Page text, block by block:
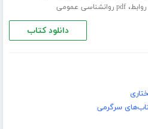
،pdf روانشناسی عمومی
دانلود کتاب
سرگرمی